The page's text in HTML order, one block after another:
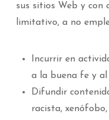
sus sitios Web y con
limitativo, a no
Incurrir en
a la buena fe y
Difundir
racista,